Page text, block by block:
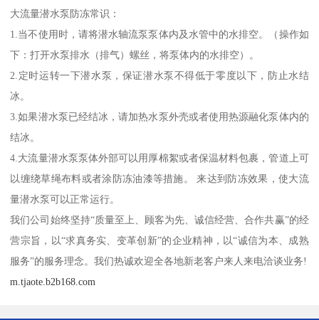
大流量潜水泵防冻常识：
1.当不使用时，请将潜水轴流泵泵体内及水管中的水排空。（操作如
下：打开水泵排水（排气）螺丝，将泵体内的水排空）。
2.定时运转一下潜水泵，保证潜水泵不得低于零度以下，防止水结
冰。
3.如果潜水泵已经结冰，请加热水泵外壳或者使用热源融化泵体内的
结冰。
4.大流量潜水泵泵体外部可以用厚棉絮或者保温材料包裹，管道上可
以缠绕草绳布料或者涂防冻油漆等措施。 来达到防冻效果，使大流
量潜水泵可以正常运行。
我们公司始终坚持“质量至上、顾客为先、诚信经营、合作共赢”的经
营宗旨，以“求真务实、变革创新”的企业精神，以“诚信为本、成熟
服务”的服务理念。我们热诚欢迎全各地新老客户来人来电洽谈业务!
m.tjaote.b2b168.com